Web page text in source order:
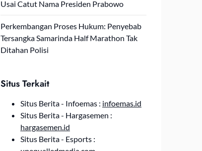
Usai Catut Nama Presiden Prabowo
Perkembangan Proses Hukum: Penyebab
Tersangka Samarinda Half Marathon Tak
Ditahan Polisi
Situs Terkait
Situs Berita - Infoemas : infoemas.id
Situs Berita - Hargasemen :
hargasemen.id
Situs Berita - Esports :